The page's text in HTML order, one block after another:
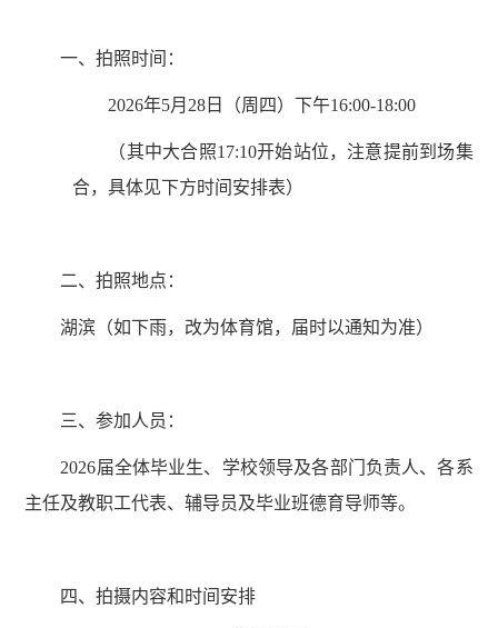
一、拍照时间：
2026年5月 28 日（周 四）下午16:00-18:00
（其中大合照17:10开始站位， 注意提前到场集
合，具体见下方时间安排表）
二、拍照地点：
湖滨（如下雨，改为体育馆，届时以通知为准）
三、参加人员：
2026届全体毕业生、 学校领导及各部门负责人、各系
主任及教职工代表、辅导员及毕业班德育导师等。
四、拍摄内容和时间安排